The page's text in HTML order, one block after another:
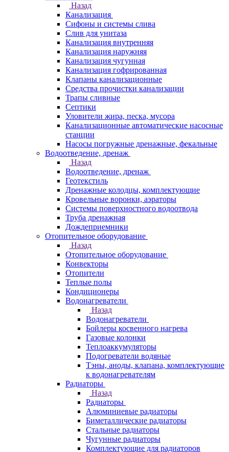
Назад
Канализация
Сифоны и системы слива
Слив для унитаза
Канализация внутренняя
Канализация наружняя
Канализация чугунная
Канализация гофрированная
Клапаны канализационные
Средства прочистки канализации
Трапы сливные
Септики
Уловители жира, песка, мусора
Канализационные автоматические насосные
станции
Насосы погружные дренажные, фекальные
Водоотведение, дренаж
Назад
Водоотведение, дренаж
Геотекстиль
Дренажные колодцы, комплектующие
Кровельные воронки, аэраторы
Системы поверхностного водоотвода
Труба дренажная
Дождеприемники
Отопительное оборудование
Назад
Отопительное оборудование
Конвекторы
Отопители
Теплые полы
Кондиционеры
Водонагреватели
Назад
Водонагреватели
Бойлеры косвенного нагрева
Газовые колонки
Теплоаккумуляторы
Подогреватели водяные
Тэны, аноды, клапана, комплектующие
к водонагревателям
Радиаторы
Назад
Радиаторы
Алюминиевые радиаторы
Биметаллические радиаторы
Стальные радиаторы
Чугунные радиаторы
Комплектующие для радиаторов